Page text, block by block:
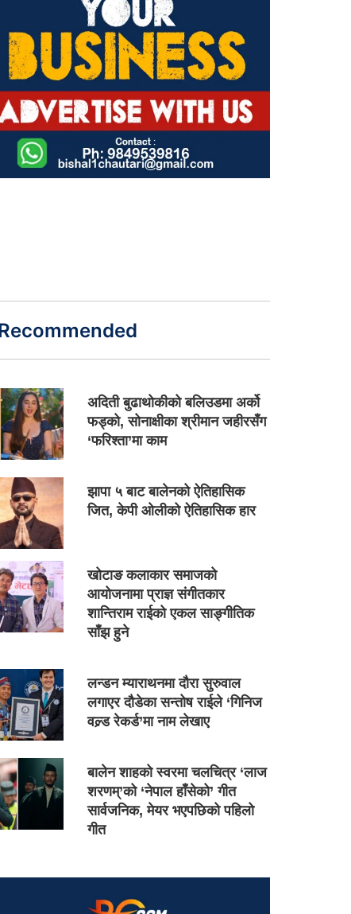
अदिती बुढाथोकीको बलिउडमा अर्को
फड्को, सोनाक्षीका श्रीमान जहीरसँग
‘फरिश्ता’मा काम
झापा ५ बाट बालेनको ऐतिहासिक
जित, केपी ओलीको ऐतिहासिक हार
खोटाङ कलाकार समाजको
आयोजनामा प्राज्ञ संगीतकार
शान्तिराम राईको एकल साङ्गीतिक
साँझ हुने
लन्डन म्याराथनमा दौरा सुरुवाल
लगाएर दौडेका सन्तोष राईले ‘गिनिज
वल्र्ड रेकर्ड’मा नाम लेखाए
बालेन शाहको स्वरमा चलचित्र ‘लाज
शरणम्’को ‘नेपाल हाँसेको’ गीत
सार्वजनिक, मेयर भएपछिको पहिलो
गीत